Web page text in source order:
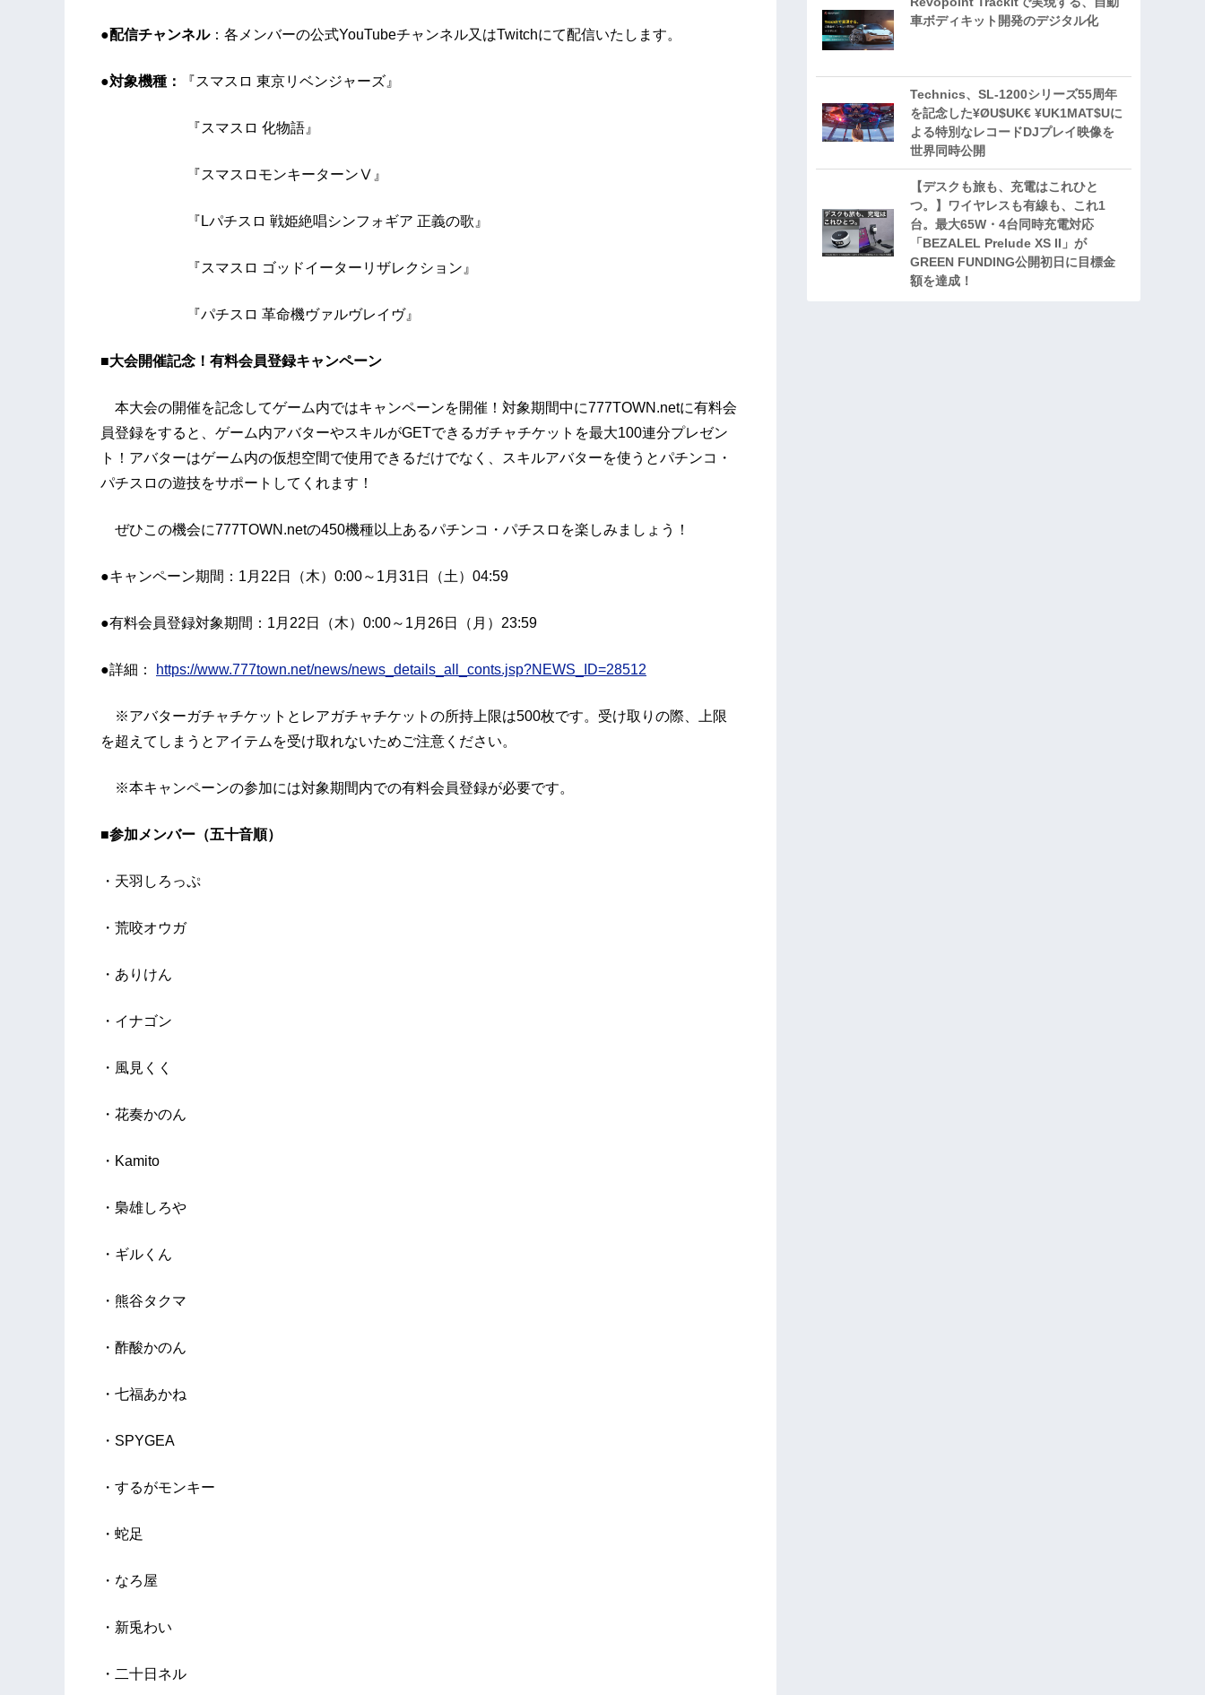
●配信チャンネル：各メンバーの公式YouTubeチャンネル又はTwitchにて配信いたします。
●対象機種： 『スマスロ 東京リベンジャーズ』
『スマスロ 化物語』
『スマスロモンキーターンⅤ』
『Lパチスロ 戦姫絶唱シンフォギア 正義の歌』
『スマスロ ゴッドイーターリザレクション』
『パチスロ 革命機ヴァルヴレイヴ』
■大会開催記念！有料会員登録キャンペーン
本大会の開催を記念してゲーム内ではキャンペーンを開催！対象期間中に777TOWN.netに有料会
員登録をすると、ゲーム内アバターやスキルがGETできるガチャチケットを最大100連分プレゼン
ト！アバターはゲーム内の仮想空間で使用できるだけでなく、スキルアバターを使うとパチンコ・
パチスロの遊技をサポートしてくれます！
ぜひこの機会に777TOWN.netの450機種以上あるパチンコ・パチスロを楽しみましょう！
●キャンペーン期間：1月22日（木）0:00～1月31日（土）04:59
●有料会員登録対象期間：1月22日（木）0:00～1月26日（月）23:59
●詳細： https://www.777town.net/news/news_details_all_conts.jsp?NEWS_ID=28512
※アバターガチャチケットとレアガチャチケットの所持上限は500枚です。受け取りの際、上限
を超えてしまうとアイテムを受け取れないためご注意ください。
※本キャンペーンの参加には対象期間内での有料会員登録が必要です。
■参加メンバー（五十音順）
・天羽しろっぷ
・荒咬オウガ
・ありけん
・イナゴン
・風見くく
・花奏かのん
・Kamito
・梟雄しろや
・ギルくん
・熊谷タクマ
・酢酸かのん
・七福あかね
・SPYGEA
・するがモンキー
・蛇足
・なろ屋
・新兎わい
・二十日ネル
車ボディキット開発のデジタル化
Technics、SL-1200シリーズ55周年
を記念した¥ØU$UK€ ¥UK1MAT$Uに
よる特別なレコードDJプレイ映像を
世界同時公開
【デスクも旅も、充電はこれひと
つ。】ワイヤレスも有線も、これ1
台。最大65W・4台同時充電対応
「BEZALEL Prelude XS II」が
GREEN FUNDING公開初日に目標金
額を達成！